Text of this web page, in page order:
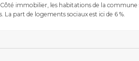
immobilier, les habitations de la commune
La part de logements sociaux est ici de 6 %.